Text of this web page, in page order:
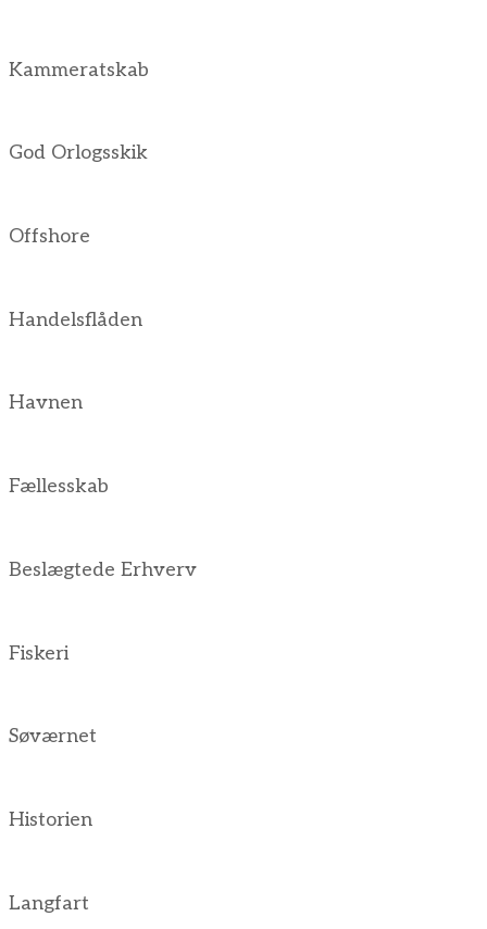
Kammeratskab
God Orlogsskik
Offshore
Handelsflåden
Havnen
Fællesskab
Beslægtede Erhverv
Fiskeri
Søværnet
Historien
Langfart